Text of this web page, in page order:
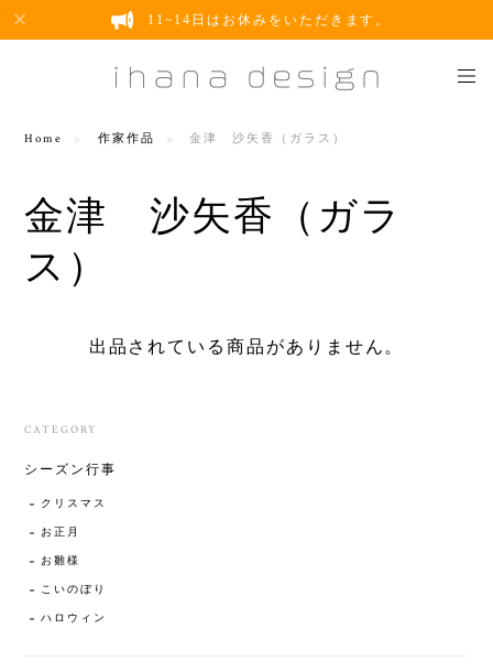
11~14日はお休みをいただきます。
Home 作家作品 金津 沙矢香（ガラス）
金津 沙矢香（ガラ
ス）
出品されている商品がありません。
CATEGORY
シーズン行事
クリスマス
お正月
お雛様
こいのぼり
ハロウィン